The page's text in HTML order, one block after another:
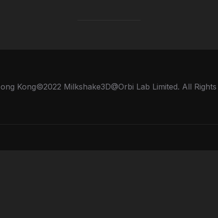
Kong©2022 Milkshake3D@Orbi Lab Limited. All Rights